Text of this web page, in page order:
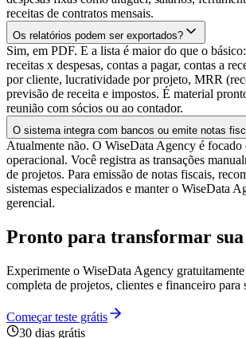
receitas de contratos mensais.
Os relatórios podem ser exportados?
Sim, em PDF. E a lista é maior do que o
receitas x despesas, contas a pagar, contas a
por cliente, lucratividade por projeto, MRR
previsão de receita e impostos. É material
reunião com sócios ou ao contador.
O sistema integra com bancos ou emite notas
Atualmente não. O WiseData Agency é focado
operacional. Você registra as transações
de projetos. Para emissão de notas fiscais,
sistemas especializados e manter o WiseData
gerencial.
Pronto para transformar sua
Experimente o WiseData Agency
completa de projetos, clientes e financeiro para
Começar teste grátis
30 dias grátis